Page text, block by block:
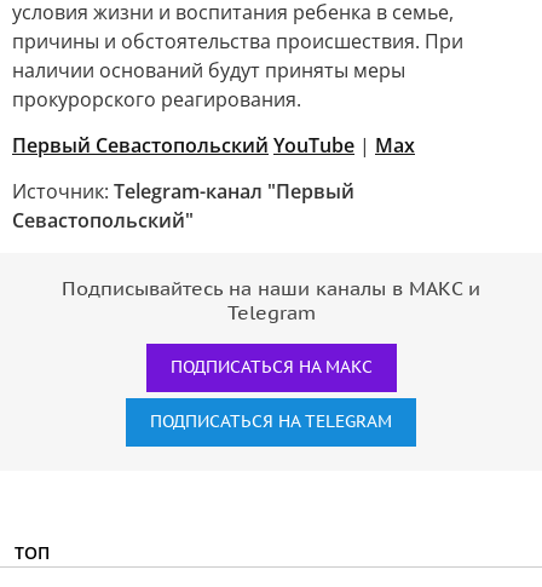
условия жизни и воспитания ребенка в семье,
причины и обстоятельства происшествия. При
наличии оснований будут приняты меры
прокурорского реагирования.
Первый Севастопольский YouTube | Max
Источник: Telegram-канал "Первый
Севастопольский"
Подписывайтесь на наши каналы в МАКС и
Telegram
ПОДПИСАТЬСЯ НА МАКС
ПОДПИСАТЬСЯ НА TELEGRAM
ТОП